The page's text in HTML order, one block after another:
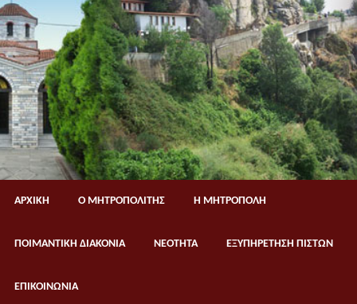
ΑΡΧΙΚΗ Ο ΜΗΤΡΟΠΟΛΙΤΗΣ Η ΜΗΤΡΟΠΟΛΗ
ΠΟΙΜΑΝΤΙΚΗ ΔΙΑΚΟΝΙΑ ΝΕΟΤΗΤΑ ΕΞΥΠΗΡΕΤΗΣΗ ΠΙΣΤΩΝ
ΕΠΙΚΟΙΝΩΝΙΑ